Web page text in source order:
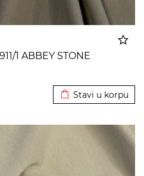
1 ABBEY STONE
Stavi u korpu